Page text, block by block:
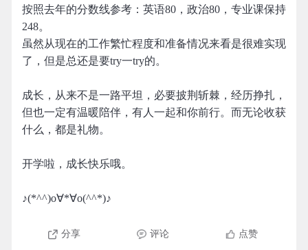
按照去年的分数线参考：英语80，政治80，专业课保持
248。
虽然从现在的工作繁忙程度和准备情况来看是很难实现
了，但是总还是要try一try的。
成长，从来不是一路平坦，必要披荆斩棘，经历挣扎，
但也一定有温暖陪伴，有人一起和你前行。而无论收获
什么，都是礼物。
开学啦，成长快乐哦。
♪(*^^)o∀*∀o(^^*)♪
分享 评论 点赞